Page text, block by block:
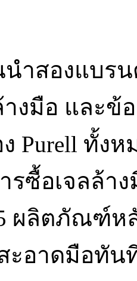
ำสองแบร
างมือ และ
Purell ทั้ง
รซื้อเจลล้า
ผลิตภัณฑ์ห
ะอาดมือทัน